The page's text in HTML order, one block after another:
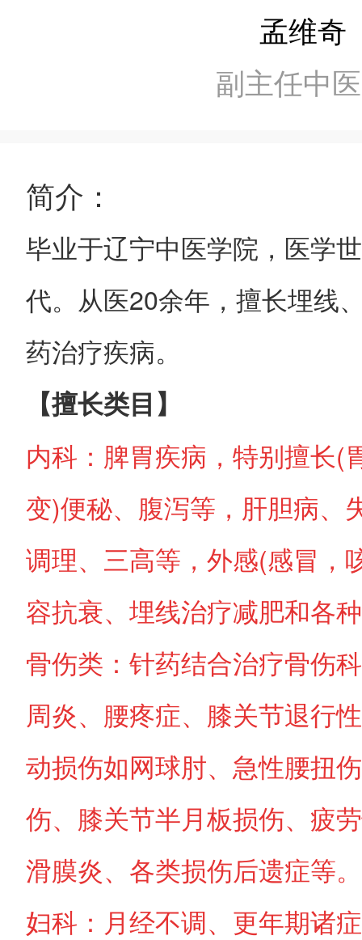
孟维奇
副主任中
简介：
毕业于辽宁中医学院，医学
代。从医20余年，擅长埋线
药治疗疾病。
【擅长类目】
内科：脾胃疾病，特别擅长(
变)便秘、腹泻等，肝胆病、
调理、三高等，外感(感冒，
容抗衰、埋线治疗减肥和各
骨伤类：针药结合治疗骨伤
周炎、腰疼症、膝关节退行
动损伤如网球肘、急性腰扭
伤、膝关节半月板损伤、疲
滑膜炎、各类损伤后遗症等。
妇科：月经不调、更年期诸